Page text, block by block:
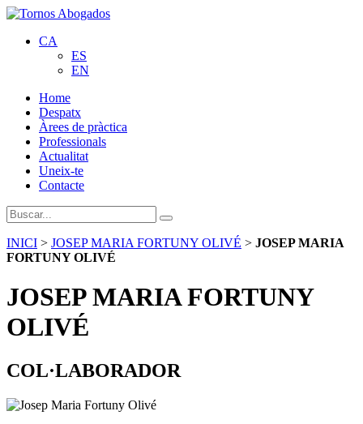
CA
ES
EN
Home
Despatx
Àrees de pràctica
Professionals
Actualitat
Uneix-te
Contacte
INICI > JOSEP MARIA FORTUNY OLIVÉ > JOSEP MARIA
FORTUNY OLIVÉ
JOSEP MARIA FORTUNY
OLIVÉ
COL·LABORADOR